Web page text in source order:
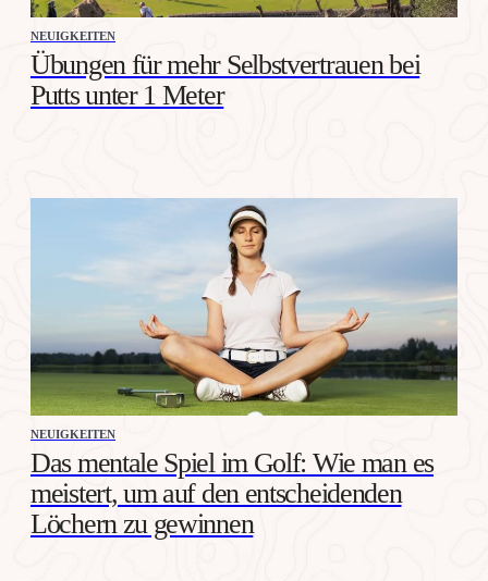
NEUIGKEITEN
Übungen für mehr Selbstvertrauen bei
Putts unter 1 Meter
NEUIGKEITEN
Das mentale Spiel im Golf: Wie man es
meistert, um auf den entscheidenden
Löchern zu gewinnen